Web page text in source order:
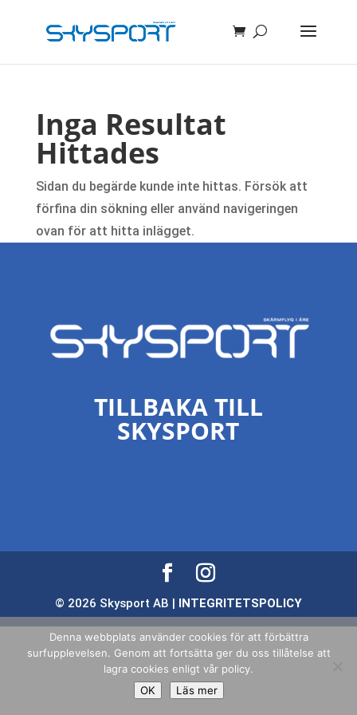
Inga Resultat
Hittades
Sidan du begärde kunde inte hittas. Försök att
förfina din sökning eller använd navigeringen
ovan för att hitta inlägget.
TILLBAKA TILL
SKYSPORT
© 2026 Skysport AB | INTEGRITETSPOLICY
Denna webbplats använder cookies för att förbättra
surfupplevelsen. Genom att fortsätta ger du oss tillåtelse att
lagra cookies enligt vår policy.
OK
Läs mer